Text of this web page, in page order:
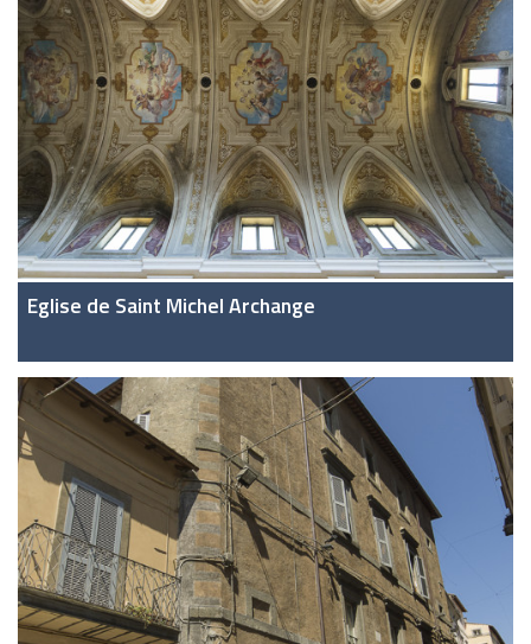
Eglise de Saint Michel Archange